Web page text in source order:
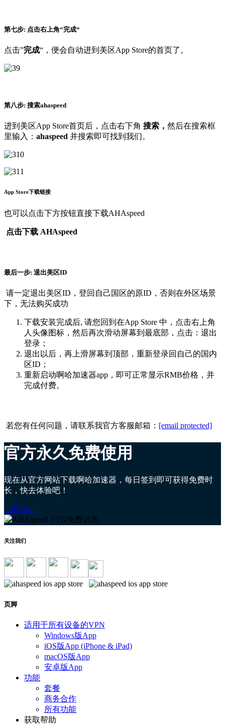
第七步: 点击右上角“完成“
点击”完成“，便会自动进到美区App Store的首页了。
第八步: 搜索ahaspeed
进到美区App Store首页后，点击右下角 搜索， 然后在搜索框
里输入： ahaspeed 并搜索即可找到我们。
App Store下载链接
也可以点击下方按钮直接下载AHAspeed
点击下载 AHAspeed
最后一步: 退出美区ID
请一定退出美区ID，登回自己国区的原ID，否则在外区场景
下，无法购买成功
下载安装完成后, 请您回到在App Store 中，点击右上角
人头像图标，然后再次滑动屏幕到最底部，点击：退出
登录；
退出以后，再上滑屏幕到顶部，重新登录回自己的国内
区ID；
重新启动啊哈加速器app，即可正常显示RMB价格，并
完成付费。
若您有任何问题，请联系我官方客服邮箱： [email protected]
官方永久免费使用
现在从官方网站下载啊哈加速器，每日签到即可获得免费时
长，快去体验吧！
下载App
关注我们
页脚
适用于所有设备的VPN
Windows版App
iOS版App (iPhone & iPad)
macOS版App
安卓版App
功能
套餐
商务合作
所有功能
获取帮助